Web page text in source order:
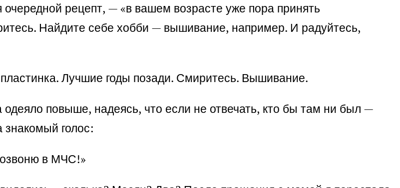
рецепт, — «в вашем возрасте уже пора принять
Найдите себе хобби — вышивание, например. И радуйтесь,
Лучшие годы позади. Смиритесь. Вышивание.
повыше, надеясь, что если не отвечать, кто бы там ни был —
голос:
в МЧС!»